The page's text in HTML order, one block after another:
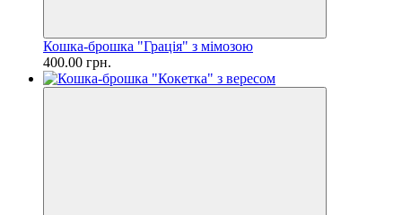
Кошка-брошка "Грація" з мімозою
400.00 грн.